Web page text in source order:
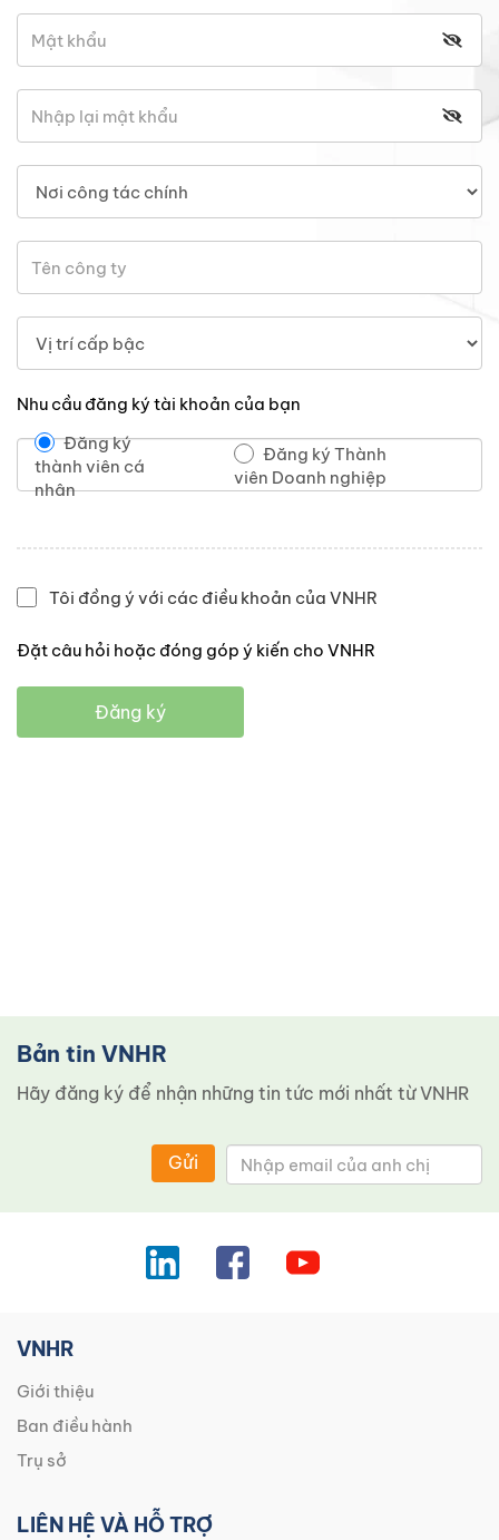
Nhu cầu đăng ký tài khoản của bạn
Đăng ký
thành viên cá
nhân
Đăng ký Thành
viên Doanh nghiệp
Tôi đồng ý với các điều khoản của VNHR
Đặt câu hỏi hoặc đóng góp ý kiến cho VNHR
Đăng ký
Bản tin VNHR
Hãy đăng ký để nhận những tin tức mới nhất từ ​​VNHR
Gửi
VNHR
Giới thiệu
Ban điều hành
Trụ sở
LIÊN HỆ VÀ HỖ TRỢ